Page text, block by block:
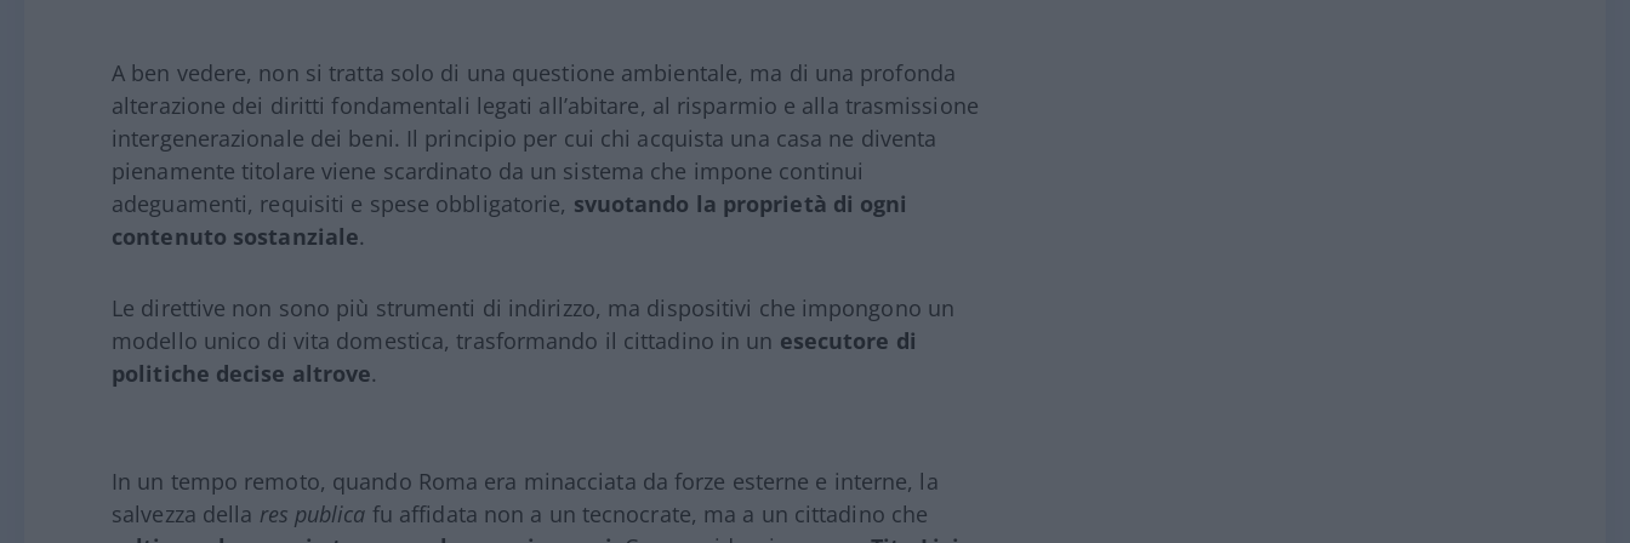
A ben vedere, non si tratta solo di una questione ambientale, ma di una profonda
alterazione dei diritti fondamentali legati all’abitare, al risparmio e alla trasmissione
intergenerazionale dei beni. Il principio per cui chi acquista una casa ne diventa
pienamente titolare viene scardinato da un sistema che impone continui
adeguamenti, requisiti e spese obbligatorie, svuotando la proprietà di ogni
contenuto sostanziale.
Le direttive non sono più strumenti di indirizzo, ma dispositivi che impongono un
modello unico di vita domestica, trasformando il cittadino in un esecutore di
politiche decise altrove.
In un tempo remoto, quando Roma era minacciata da forze esterne e interne, la
salvezza della res publica fu affidata non a un tecnocrate, ma a un cittadino che